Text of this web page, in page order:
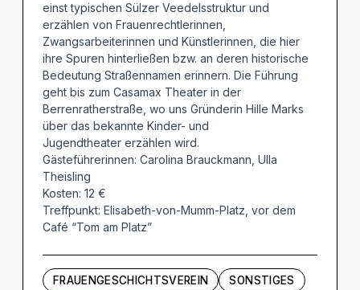
einst typischen Sülzer Veedelsstruktur und
erzählen von Frauenrechtlerinnen,
Zwangsarbeiterinnen und Künstlerinnen, die hier
ihre Spuren hinterließen bzw. an deren historische
Bedeutung Straßennamen erinnern. Die Führung
geht bis zum Casamax Theater in der
Berrenratherstraße, wo uns Gründerin Hille Marks
über das bekannte Kinder- und
Jugendtheater erzählen wird.
Gästeführerinnen: Carolina Brauckmann, Ulla
Theisling
Kosten: 12 €
Treffpunkt: Elisabeth-von-Mumm-Platz, vor dem
Café “Tom am Platz”
FRAUENGESCHICHTSVEREIN
SONSTIGES